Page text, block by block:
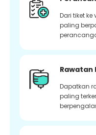
Dari tiket
paling
Rawatan
Dapatkan
paling